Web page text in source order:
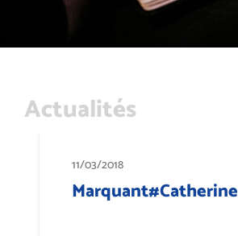
Actualités
11/03/2018
Marquant#Catherine